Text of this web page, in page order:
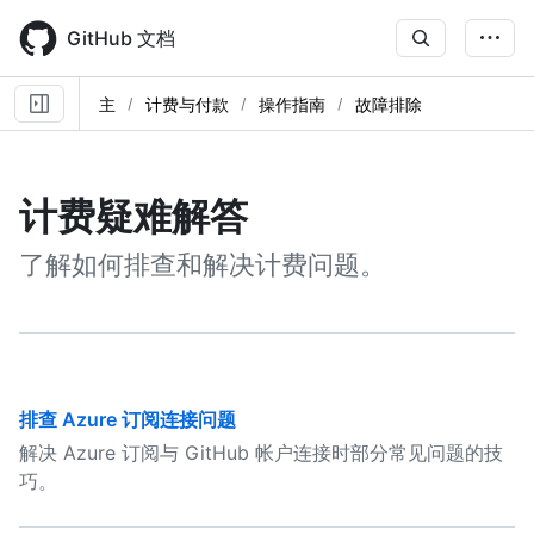
main
content
GitHub 文档
主 计费与付款 操作指南 故障排除
计费疑难解答
了解如何排查和解决计费问题。
排查 Azure 订阅连接问题
解决 Azure 订阅与 GitHub 帐户连接时部分常见问题的技
巧。